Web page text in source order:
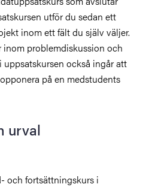
utför du sedan ett
inom ett fält du själv väljer.
problemdiskussion och
också ingår att
på en medstudents
urval
och fortsättningskurs i